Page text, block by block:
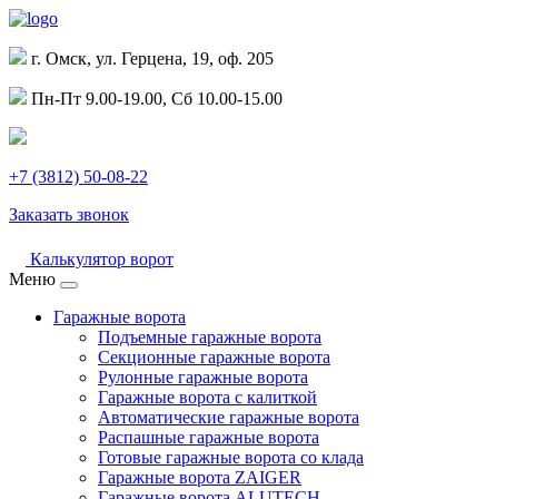
г. Омск, ул. Герцена, 19, оф. 205
Пн-Пт 9.00-19.00, Сб 10.00-15.00
+7 (3812) 50-08-22
Заказать звонок
Калькулятор ворот
Меню
Гаражные ворота
Подъемные гаражные ворота
Секционные гаражные ворота
Рулонные гаражные ворота
Гаражные ворота с калиткой
Автоматические гаражные ворота
Распашные гаражные ворота
Готовые гаражные ворота со клада
Гаражные ворота ZAIGER